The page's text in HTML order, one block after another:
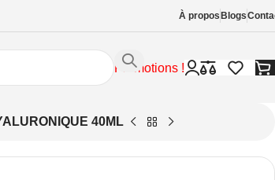
À propos Blogs
Promotions !
40ML